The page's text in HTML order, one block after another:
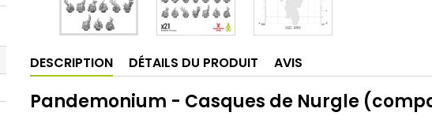
DESCRIPTION DÉTAILS DU PRODUIT AVIS
Pandemonium - Casques de Nurgle